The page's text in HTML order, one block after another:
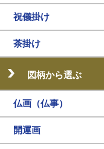
祝儀掛け
茶掛け
図柄から選ぶ
仏画（仏事）
開運画